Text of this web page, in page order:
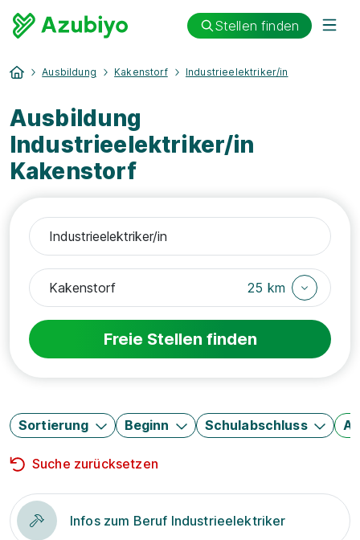
Stellen finden
Ausbildung Kakenstorf Industrieelektriker/in
Ausbildung
Industrieelektriker/in
Kakenstorf
25 km
Freie Stellen finden
Sortierung Beginn Schulabschluss
Suche zurücksetzen
Infos zum Beruf Industrieelektriker